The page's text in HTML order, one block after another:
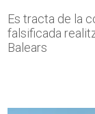
Es tracta de la
falsificada
Balears